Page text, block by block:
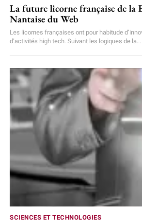
La future licorne française de la
Nantaise du Web
Les licornes françaises ont pour habitude
d’activités high tech. Suivant les logiques de la...
SCIENCES ET TECHNOLOGIES